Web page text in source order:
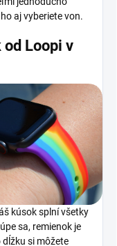
aj vyberiete von.
Loopi v
kúsok splní všetky
sa, remienok je
si môžete